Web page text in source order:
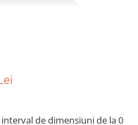
de dimensiuni de la 0